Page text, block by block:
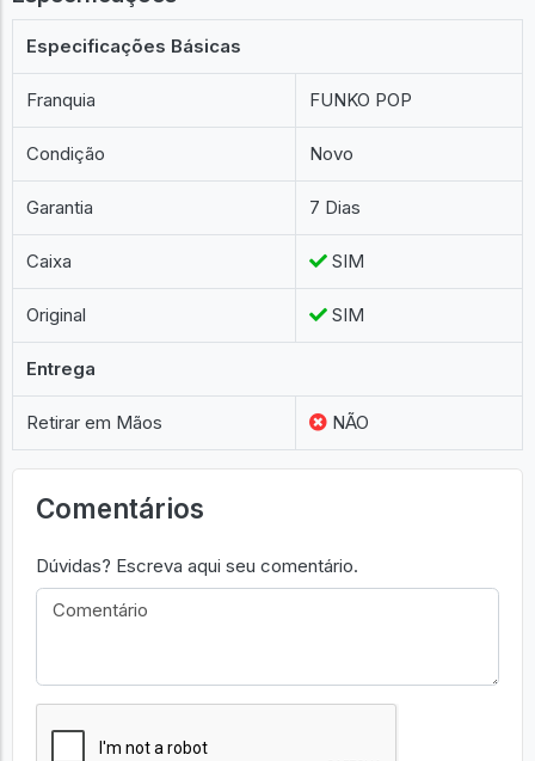
Especificações Básicas
Franquia FUNKO POP
Condição Novo
Garantia 7 Dias
Caixa SIM
Original SIM
Entrega
Retirar em Mãos NÃO
Comentários
Dúvidas? Escreva aqui seu comentário.